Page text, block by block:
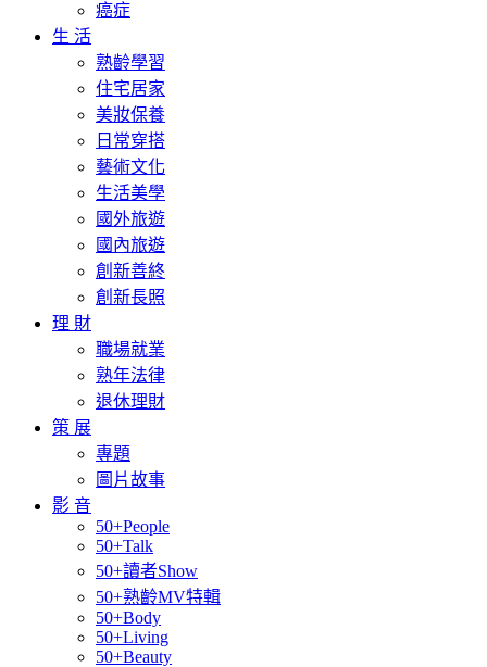
癌症
生 活
熟齡學習
住宅居家
美妝保養
日常穿搭
藝術文化
生活美學
國外旅遊
國內旅遊
創新善終
創新長照
理 財
職場就業
熟年法律
退休理財
策 展
專題
圖片故事
影 音
50+People
50+Talk
50+讀者Show
50+熟齡MV特輯
50+Body
50+Living
50+Beauty